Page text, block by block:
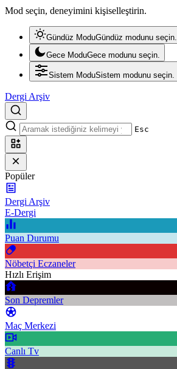
Mod seçin, deneyimini kişiselleştirin.
Gündüz ModuGündüz modunu seçin.
Gece ModuGece modunu seçin.
Sistem ModuSistem modunu seçin.
Dergi Arşiv
Esc
Popüler
Dergi Arşiv
E-Dergi
Puan Durumu
Nöbetçi Eczaneler
Hızlı Erişim
Son Depremler
Maç Merkezi
Canlı Tv